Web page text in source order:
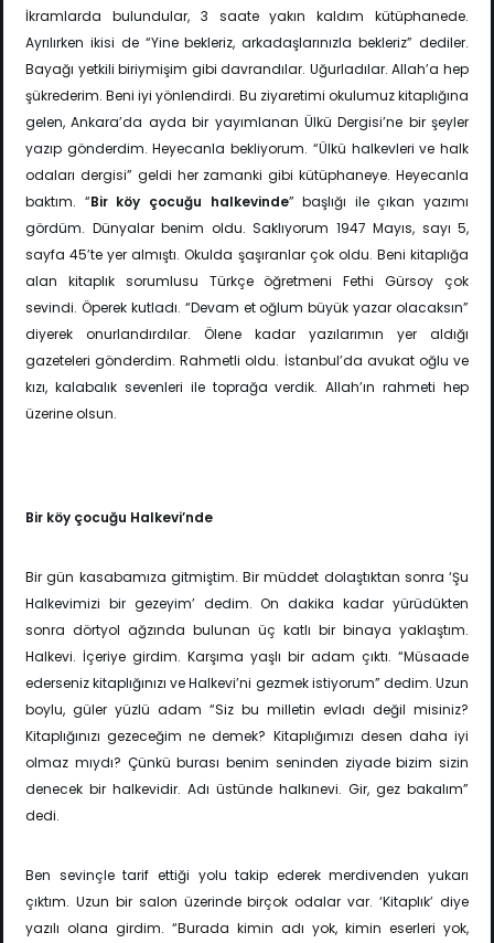
İkramlarda bulundular, 3 saate yakın kaldım kütüphanede.
Ayrılırken ikisi de “Yine bekleriz, arkadaşlarınızla bekleriz” dediler.
Bayağı yetkili biriymişim gibi davrandılar. Uğurladılar. Allah’a hep
şükrederim. Beni iyi yönlendirdi. Bu ziyaretimi okulumuz kitaplığına
gelen, Ankara’da ayda bir yayımlanan Ülkü Dergisi’ne bir şeyler
yazıp gönderdim. Heyecanla bekliyorum. “Ülkü halkevleri ve halk
odaları dergisi” geldi her zamanki gibi kütüphaneye. Heyecanla
baktım. “Bir köy çocuğu halkevinde” başlığı ile çıkan yazımı
gördüm. Dünyalar benim oldu. Saklıyorum 1947 Mayıs, sayı 5,
sayfa 45’te yer almıştı. Okulda şaşıranlar çok oldu. Beni kitaplığa
alan kitaplık sorumlusu Türkçe öğretmeni Fethi Gürsoy çok
sevindi. Öperek kutladı. “Devam et oğlum büyük yazar olacaksın”
diyerek onurlandırdılar. Ölene kadar yazılarımın yer aldığı
gazeteleri gönderdim. Rahmetli oldu. İstanbul’da avukat oğlu ve
kızı, kalabalık sevenleri ile toprağa verdik. Allah’ın rahmeti hep
üzerine olsun.
Bir köy çocuğu Halkevi’nde
Bir gün kasabamıza gitmiştim. Bir müddet dolaştıktan sonra ‘Şu
Halkevimizi bir gezeyim’ dedim. On dakika kadar yürüdükten
sonra dörtyol ağzında bulunan üç katlı bir binaya yaklaştım.
Halkevi. İçeriye girdim. Karşıma yaşlı bir adam çıktı. “Müsaade
ederseniz kitaplığınızı ve Halkevi’ni gezmek istiyorum” dedim. Uzun
boylu, güler yüzlü adam “Siz bu milletin evladı değil misiniz?
Kitaplığınızı gezeceğim ne demek? Kitaplığımızı desen daha iyi
olmaz mıydı? Çünkü burası benim seninden ziyade bizim sizin
denecek bir halkevidir. Adı üstünde halkınevi. Gir, gez bakalım”
dedi.
Ben sevinçle tarif ettiği yolu takip ederek merdivenden yukarı
çıktım. Uzun bir salon üzerinde birçok odalar var. ‘Kitaplık’ diye
yazılı olana girdim. “Burada kimin adı yok, kimin eserleri yok,